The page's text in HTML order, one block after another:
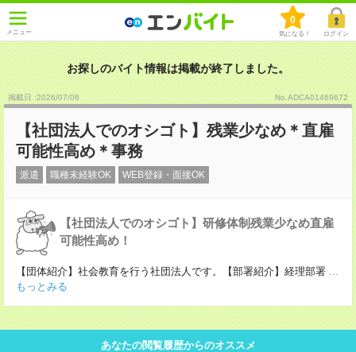
メニュー
0
気になる！ ログイン
お探しのバイト情報は掲載が終了しました。
掲載日 :2026/07/08 No.ADCA01469672
【社団法人でのオシゴト】残業少なめ＊直雇
可能性高め＊事務
派遣 職種未経験OK WEB登録・面接OK
【社団法人でのオシゴト】研修体制残業少なめ直雇
可能性高め！
【団体紹介】社会教育を行う社団法人です。【部署紹介】経理部署 ...
もっとみる
あなたの閲覧履歴からのオススメ